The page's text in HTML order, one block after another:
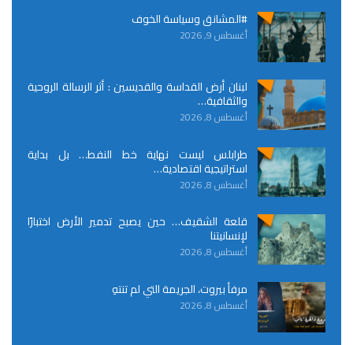
#المشانق وسياسة الخوف
أغسطس 9, 2026
لبنان أرض القداسة والقديسين : أثر الرسالة الروحية
والثقافية…
أغسطس 8, 2026
طرابلس ليست نهاية خط النفط… بل بداية
استراتيجية اقتصادية…
أغسطس 8, 2026
قلعة الشقيف… حين يصبح تدمير الأرض اختبارًا
لإنسانيتنا
أغسطس 8, 2026
مرفأ بيروت، الجريمة التي لم تنتهِ
أغسطس 8, 2026